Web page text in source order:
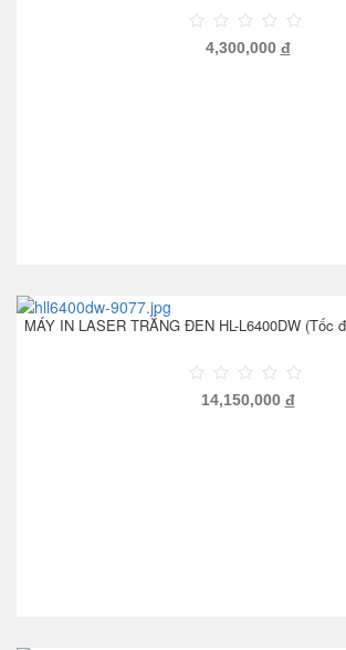
4,300,000 đ
MÁY IN LASER TRẮNG ĐEN HL-L6400DW (Tốc
14,150,000 đ